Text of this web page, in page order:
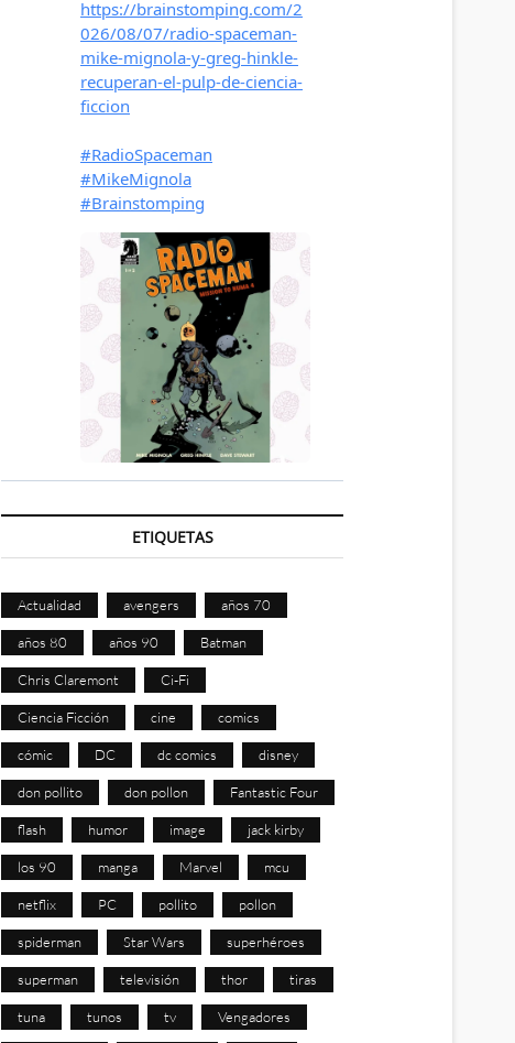
ETIQUETAS
Actualidad avengers años 70
años 80 años 90 Batman
Chris Claremont Ci-Fi
Ciencia Ficción cine comics
cómic DC dc comics disney
don pollito don pollon Fantastic Four
flash humor image jack kirby
los 90 manga Marvel mcu
netflix PC pollito pollon
spiderman Star Wars superhéroes
superman televisión thor tiras
tuna tunos tv Vengadores